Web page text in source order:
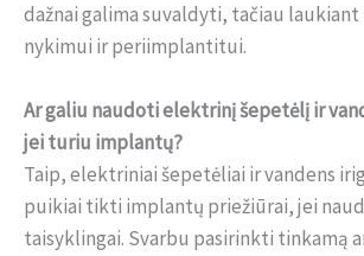
dažnai galima suvaldyti, tačiau
nykimui ir periimplantitui.
Ar galiu naudoti elektrinį šepetėlį ir
jei turiu implantų?
Taip, elektriniai šepetėliai ir vandens
puikiai tikti implantų priežiūrai, jei
taisyklingai. Svarbu pasirinkti tinkamą